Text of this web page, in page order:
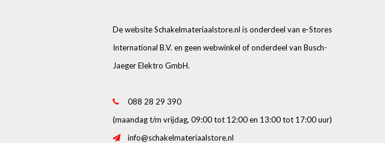
De website Schakelmateriaalstore.nl is onderdeel van e-Stores
International B.V. en geen webwinkel of onderdeel van Busch-
Jaeger Elektro GmbH.
088 28 29 390
(maandag t/m vrijdag, 09:00 tot 12:00 en 13:00 tot 17:00 uur)
info@schakelmateriaalstore.nl